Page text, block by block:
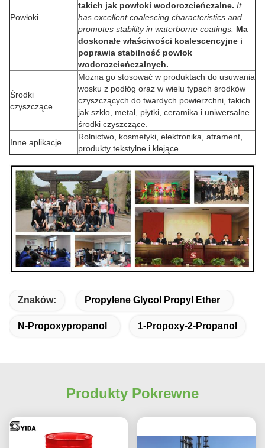
Powłoki
takich jak powłoki wodorozcieńczalne. It
has excellent coalescing characteristics and
promotes stability in waterborne coatings. Ma
doskonałe właściwości koalescencyjne i
poprawia stabilność powłok
wodorozcieńczalnych.
Środki
czyszczące
Można go stosować w produktach do usuwania
wosku z podłóg oraz w wielu typach środków
czyszczących do twardych powierzchni, takich
jak szkło, metal, płytki, ceramika i uniwersalne
środki czyszczące.
Inne aplikacje
Rolnictwo, kosmetyki, elektronika, atrament,
produkty tekstylne i klejące.
Znaków: Propylene Glycol Propyl Ether
N-Propoxypropanol 1-Propoxy-2-Propanol
Produkty Pokrewne